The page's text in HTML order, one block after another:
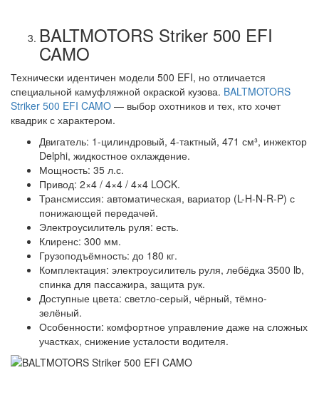
BALTMOTORS Striker 500 EFI
CAMO
Технически идентичен модели 500 EFI, но отличается
специальной камуфляжной окраской кузова. BALTMOTORS
Striker 500 EFI CAMO — выбор охотников и тех, кто хочет
квадрик с характером.
Двигатель: 1-цилиндровый, 4-тактный, 471 см³, инжектор
Delphi, жидкостное охлаждение.
Мощность: 35 л.с.
Привод: 2×4 / 4×4 / 4×4 LOCK.
Трансмиссия: автоматическая, вариатор (L-H-N-R-P) с
понижающей передачей.
Электроусилитель руля: есть.
Клиренс: 300 мм.
Грузоподъёмность: до 180 кг.
Комплектация: электроусилитель руля, лебёдка 3500 lb,
спинка для пассажира, защита рук.
Доступные цвета: светло-серый, чёрный, тёмно-
зелёный.
Особенности: комфортное управление даже на сложных
участках, снижение усталости водителя.